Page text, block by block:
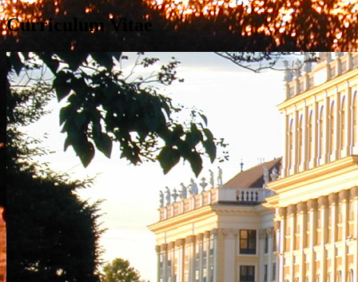
Curriculum Vitae